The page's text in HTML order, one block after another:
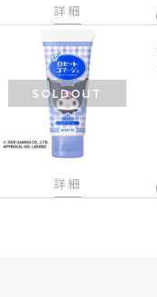
詳細
SOLDOUT
詳細